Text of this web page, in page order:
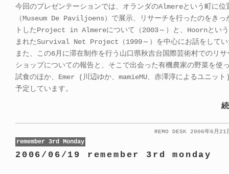
今回のプレゼンテーションでは、オランダのAlmereという町に位
（Museum De Paviljoens）で展示、リサーチを行ったのをきっ
トしたProject in Almereについて（2003～）と、Hoornという
まれたSurvival Net Project（1999～）を中心にお話をしてい
また、この6月に滞在制作を行う山口県秋吉台国際芸術村でのリ
ショップについての報告と、そこで出会った有機農家の野菜を使
試食のほか、Emer (川辺ゆか、mamieMU、赤澤淳によるユニッ
予定しています。
REMO DESK 2006年6月
remember 3rd Monday
2006/06/19 remember 3rd monday